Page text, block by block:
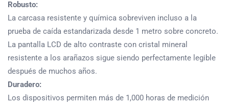
Robusto:
La carcasa resistente y química sobreviven incluso a la
prueba de caída estandarizada desde 1 metro sobre concreto.
La pantalla LCD de alto contraste con cristal mineral
resistente a los arañazos sigue siendo perfectamente legible
después de muchos años.
Duradero:
Los dispositivos permiten más de 1,000 horas de medición